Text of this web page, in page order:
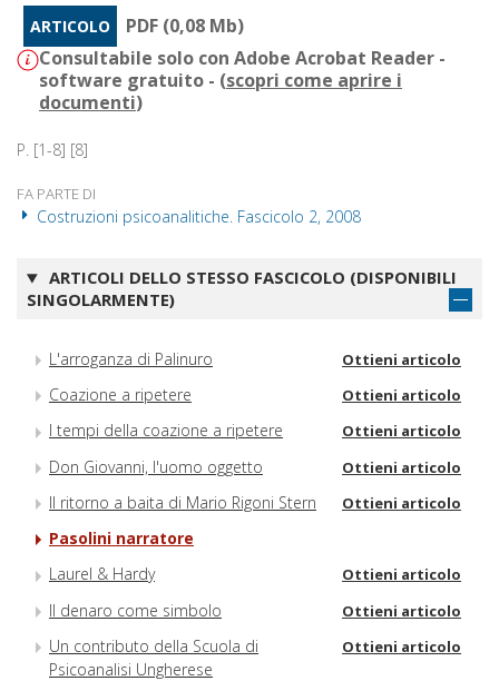
ARTICOLO
PDF (0,08 Mb)
Consultabile solo con Adobe Acrobat Reader -
software gratuito - (scopri come aprire i
documenti)
P. [1-8] [8]
FA PARTE DI
Costruzioni psicoanalitiche. Fascicolo 2, 2008
ARTICOLI DELLO STESSO FASCICOLO (DISPONIBILI
SINGOLARMENTE)
L'arroganza di Palinuro Ottieni articolo
Coazione a ripetere Ottieni articolo
I tempi della coazione a ripetere Ottieni articolo
Don Giovanni, l'uomo oggetto Ottieni articolo
Il ritorno a baita di Mario Rigoni Stern Ottieni articolo
Pasolini narratore
Laurel & Hardy
Ottieni articolo
Il denaro come simbolo Ottieni articolo
Un contributo della Scuola di
Psicoanalisi Ungherese
Ottieni articolo